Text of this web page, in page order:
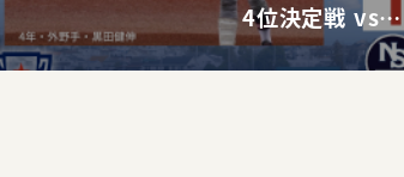
4位決定戦 vs…